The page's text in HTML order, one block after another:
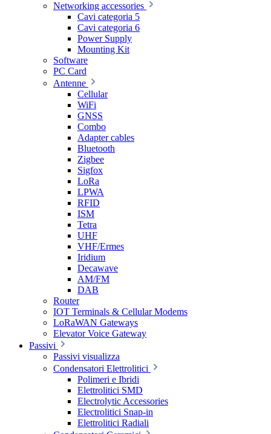
Networking accessories
Cavi categoria 5
Cavi categoria 6
Power Supply
Mounting Kit
Software
PC Card
Antenne
Cellular
WiFi
GNSS
Combo
Adapter cables
Bluetooth
Zigbee
Sigfox
LoRa
LPWA
RFID
ISM
Tetra
UHF
VHF/Ermes
Iridium
Decawave
AM/FM
DAB
Router
IOT Terminals & Cellular Modems
LoRaWAN Gateways
Elevator Voice Gateway
Passivi
Passivi visualizza
Condensatori Elettrolitici
Polimeri e Ibridi
Elettrolitici SMD
Electrolytic Accessories
Electrolitici Snap-in
Elettrolitici Radiali